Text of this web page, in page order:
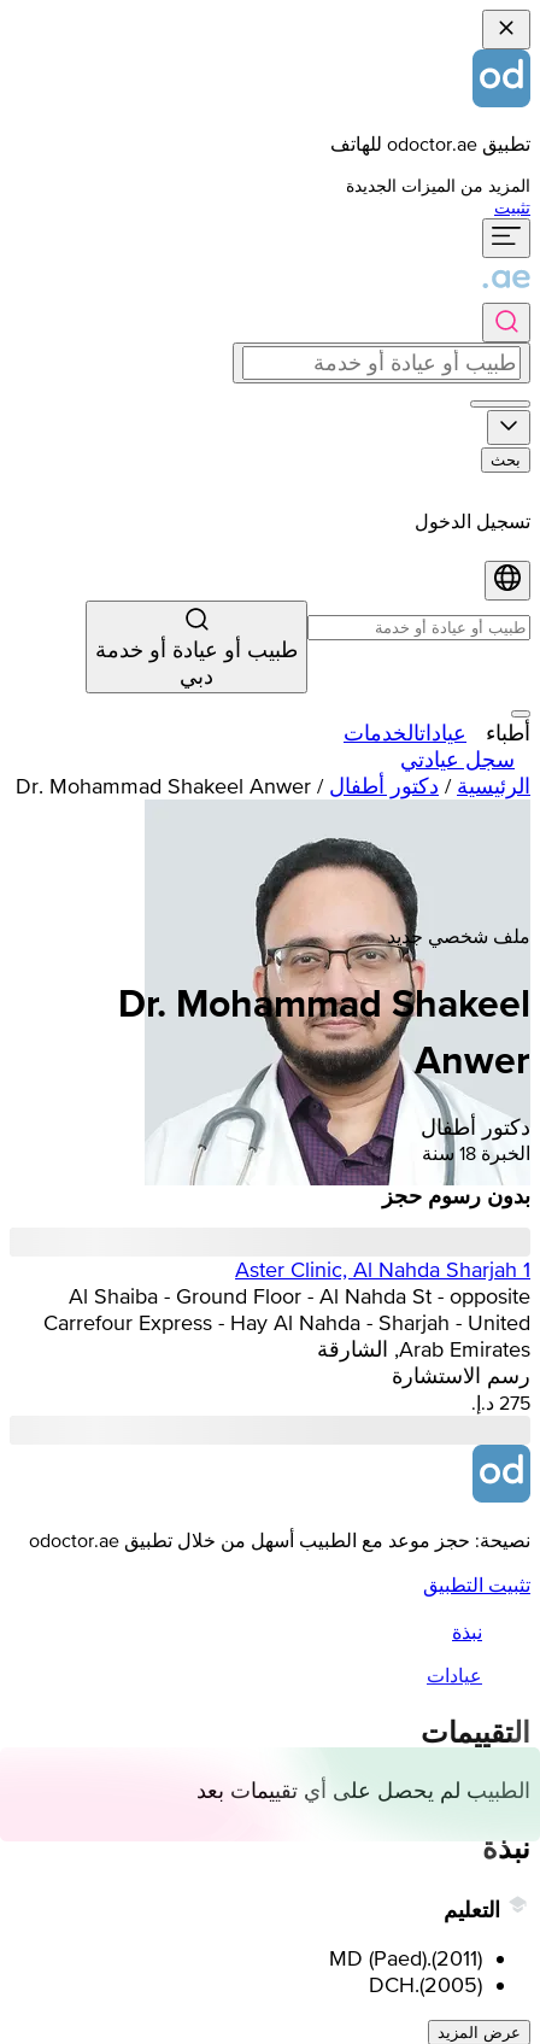
تطبيق odoctor.ae للهاتف
المزيد من الميزات الجديدة
تثبيت
بحث
تسجيل الدخول
طبيب أو عيادة أو خدمة
دبي
أطباء عياداتالخدمات
سجل عيادتي
الرئيسية / دكتور أطفال /
Dr. Mohammad Shakeel Anwer
ملف شخصي جديد
Dr. Mohammad Shakeel
Anwer
دكتور أطفال
الخبرة 18 سنة
بدون رسوم حجز
Aster Clinic, Al Nahda Sharjah 1
Al Shaiba - Ground Floor - Al Nahda St - opposite
Carrefour Express - Hay Al Nahda - Sharjah - United
Arab Emirates, الشارقة
رسم الاستشارة
نصيحة: حجز موعد مع الطبيب أسهل من خلال تطبيق odoctor.ae
تثبيت التطبيق
نبذة
عيادات
التقييمات
الطبيب لم يحصل على أي تقييمات بعد
نبذة
التعليم
MD (Paed).(2011)
DCH.(2005)
عرض المزيد